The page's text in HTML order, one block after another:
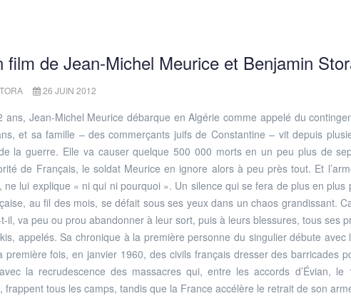
de Jean-Michel Meurice et Benjamin
26 JUIN 2012
ans, Jean-Michel Meurice débarque en Algérie comme appelé du
et sa famille – des commerçants juifs de Constantine – vit depuis
la guerre. Elle va causer quelque 500 000 morts en un peu plus de
de Français, le soldat Meurice en ignore alors à peu près tout. Et
ne lui explique « ni qui ni pourquoi ». Un silence qui se fera de plus en plus
au fil des mois, se défait sous ses yeux dans un chaos grandissant.
il, va peu ou prou abandonner à leur sort, puis à leurs blessures, tous ses
appelés. Sa chronique à la première personne du singulier débute avec
première fois, en janvier 1960, des civils français dresser des barricades
la recrudescence des massacres qui, entre les accords d’Évian,
frappent tous les camps, tandis que la France accélère le retrait de son